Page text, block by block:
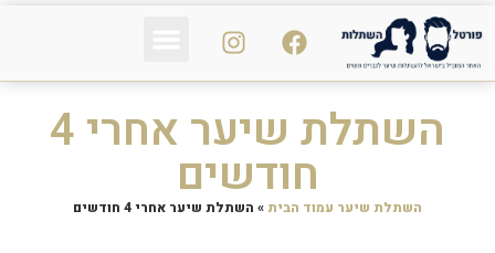
השתלת שיער אחרי 4
חודשיםהשתלת שיער עמוד הבית» השתלת שיער אחרי 4 חודשים